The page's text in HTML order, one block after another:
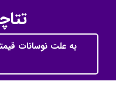
به علت نوسانات